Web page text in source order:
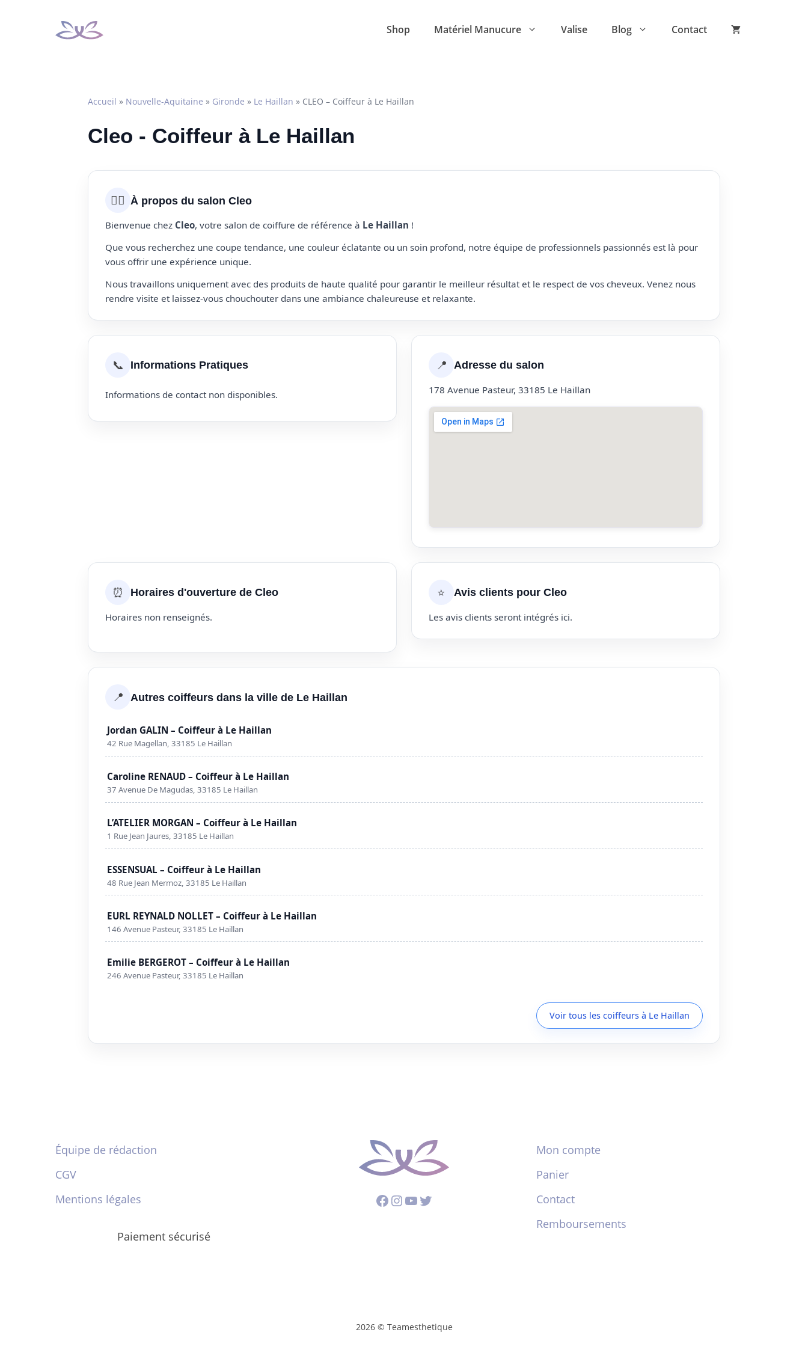
Shop Matériel Manucure Valise Blog Contact
Accueil » Nouvelle-Aquitaine » Gironde » Le Haillan » CLEO – Coiffeur à Le Haillan
Cleo - Coiffeur à Le Haillan
💇‍♀️ À propos du salon Cleo
Bienvenue chez Cleo, votre salon de coiffure de référence à Le Haillan !
Que vous recherchez une coupe tendance, une couleur éclatante ou un soin profond, notre équipe de professionnels passionnés est là pour
vous offrir une expérience unique.
Nous travaillons uniquement avec des produits de haute qualité pour garantir le meilleur résultat et le respect de vos cheveux. Venez nous
rendre visite et laissez-vous chouchouter dans une ambiance chaleureuse et relaxante.
📞 Informations Pratiques
Informations de contact non disponibles.
📍 Adresse du salon
178 Avenue Pasteur, 33185 Le Haillan
⏰ Horaires d'ouverture de Cleo
Horaires non renseignés.
⭐ Avis clients pour Cleo
Les avis clients seront intégrés ici.
📍 Autres coiffeurs dans la ville de Le Haillan
Jordan GALIN – Coiffeur à Le Haillan
42 Rue Magellan, 33185 Le Haillan
Caroline RENAUD – Coiffeur à Le Haillan
37 Avenue De Magudas, 33185 Le Haillan
L’ATELIER MORGAN – Coiffeur à Le Haillan
1 Rue Jean Jaures, 33185 Le Haillan
ESSENSUAL – Coiffeur à Le Haillan
48 Rue Jean Mermoz, 33185 Le Haillan
EURL REYNALD NOLLET – Coiffeur à Le Haillan
146 Avenue Pasteur, 33185 Le Haillan
Emilie BERGEROT – Coiffeur à Le Haillan
246 Avenue Pasteur, 33185 Le Haillan
Voir tous les coiffeurs à Le Haillan
Équipe de rédaction
CGV
Mentions légales
Paiement sécurisé
Facebook
Instagram
YouTube
Twitter
Mon compte
Panier
Contact
Remboursements
2026 © Teamesthetique